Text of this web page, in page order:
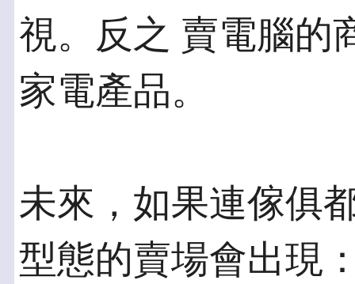
視。反之 賣電腦的
家電產品。
未來，如果連傢俱
型態的賣場會出現